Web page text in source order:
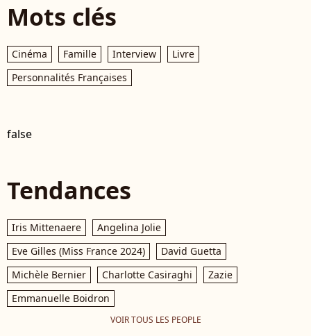
Mots clés
Cinéma Famille Interview
Livre
Personnalités Françaises
false
Tendances
Iris Mittenaere
Angelina Jolie
Eve Gilles (Miss France 2024)
David Guetta
Michèle Bernier
Charlotte Casiraghi
Zazie
Emmanuelle Boidron
VOIR TOUS LES PEOPLE